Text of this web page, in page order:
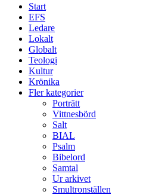
Start
EFS
Ledare
Lokalt
Globalt
Teologi
Kultur
Krönika
Fler kategorier
Porträtt
Vittnesbörd
Salt
BIAL
Psalm
Bibelord
Samtal
Ur arkivet
Smultronställen